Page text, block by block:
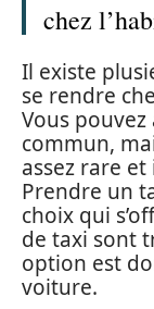
chez
Il existe
se rendre
Vous
commun,
assez rare et
Prendre un
choix qui
de taxi sont
option est
voiture.